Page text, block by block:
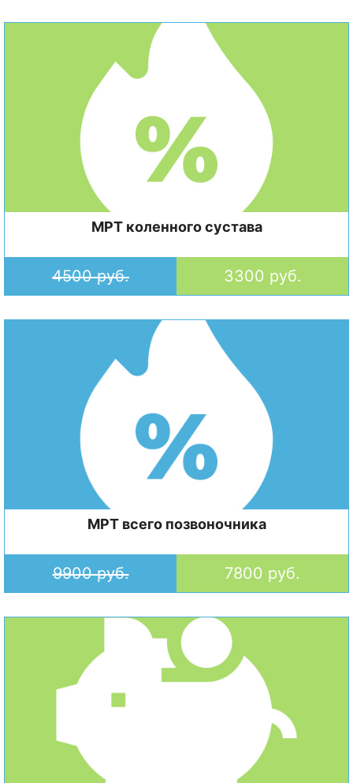
МРТ коленного сустава
4500 руб. 3300 руб.
МРТ всего позвоночника
9900 руб. 7800 руб.